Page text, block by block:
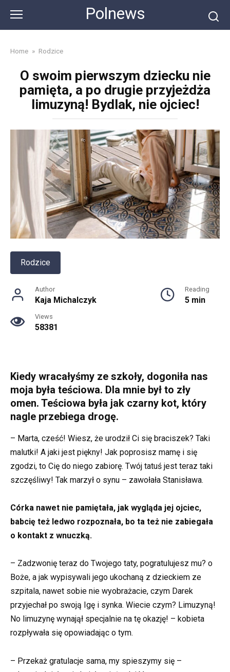
content
Polnews
Home » Rodzice
O swoim pierwszym dziecku nie
pamięta, a po drugie przyjeżdża
limuzyną! Bydlak, nie ojciec!
Rodzice
Author
Kaja Michalczyk
Reading
5 min
Views
58381
Kiedy wracałyśmy ze szkoły, dogoniła nas
moja była teściowa. Dla mnie był to zły
omen. Teściowa była jak czarny kot, który
nagle przebiega drogę.
– Marta, cześć! Wiesz, że urodził Ci się braciszek? Taki
malutki! A jaki jest piękny! Jak poprosisz mamę i się
zgodzi, to Cię do niego zabiorę. Twój tatuś jest teraz taki
szczęśliwy! Tak marzył o synu – zawołała Stanisława.
Córka nawet nie pamiętała, jak wygląda jej ojciec,
babcię też ledwo rozpoznała, bo ta też nie zabiegała
o kontakt z wnuczką.
– Zadzwonię teraz do Twojego taty, pogratulujesz mu? o
Boże, a jak wypisywali jego ukochaną z dzieckiem ze
szpitala, nawet sobie nie wyobrażacie, czym Darek
przyjechał po swoją Igę i synka. Wiecie czym? Limuzyną!
No limuzynę wynajął specjalnie na tę okazję! – kobieta
rozpływała się opowiadając o tym.
– Przekaż gratulacje sama, my spieszymy się –